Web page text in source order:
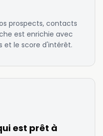
prospects, contacts
est enrichie avec
et le score d'intérêt.
est prêt à